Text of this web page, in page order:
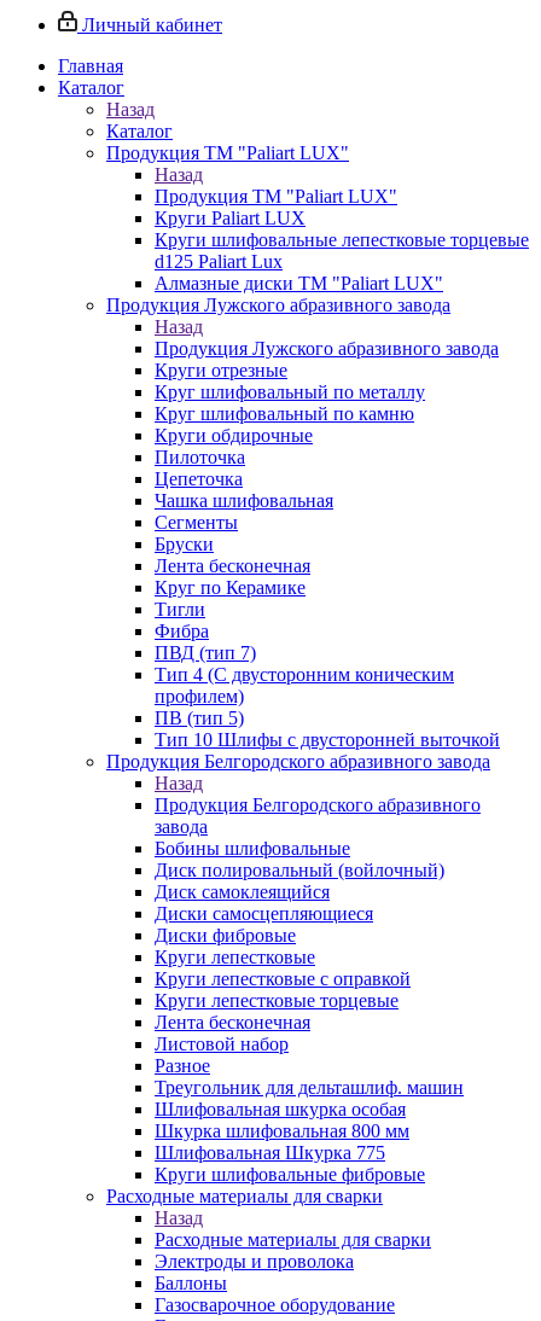
Личный кабинет
Главная
Каталог
Назад
Каталог
Продукция ТМ "Paliart LUX"
Назад
Продукция ТМ "Paliart LUX"
Круги Paliart LUX
Круги шлифовальные лепестковые торцевые
d125 Paliart Lux
Алмазные диски ТМ "Paliart LUX"
Продукция Лужского абразивного завода
Назад
Продукция Лужского абразивного завода
Круги отрезные
Круг шлифовальный по металлу
Круг шлифовальный по камню
Круги обдирочные
Пилоточка
Цепеточка
Чашка шлифовальная
Сегменты
Бруски
Лента бесконечная
Круг по Керамике
Тигли
Фибра
ПВД (тип 7)
Тип 4 (С двусторонним коническим
профилем)
ПВ (тип 5)
Тип 10 Шлифы с двусторонней выточкой
Продукция Белгородского абразивного завода
Назад
Продукция Белгородского абразивного
завода
Бобины шлифовальные
Диск полировальный (войлочный)
Диск самоклеящийся
Диски самосцепляющиеся
Диски фибровые
Круги лепестковые
Круги лепестковые с оправкой
Круги лепестковые торцевые
Лента бесконечная
Листовой набор
Разное
Треугольник для дельташлиф. машин
Шлифовальная шкурка особая
Шкурка шлифовальная 800 мм
Шлифовальная Шкурка 775
Круги шлифовальные фибровые
Расходные материалы для сварки
Назад
Расходные материалы для сварки
Электроды и проволока
Баллоны
Газосварочное оборудование